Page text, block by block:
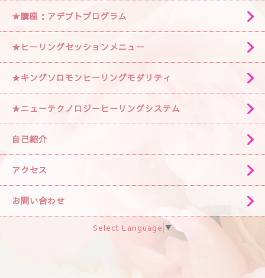
★講座：アデプトプログラム
★ヒーリングセッションメニュー
★キングソロモンヒーリングモダリティ
★ニューテクノロジーヒーリングシステム
自己紹介
アクセス
お問い合わせ
Select Language ▼